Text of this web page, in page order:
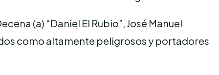
(a) “Daniel El Rubio”, José Manuel
como altamente peligrosos y portadores